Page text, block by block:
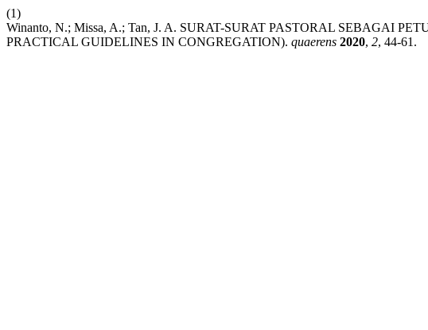
(1)
Winanto, N.; Missa, A.; Tan, J. A. SURAT-SURAT PASTORAL SEBAGAI
PRACTICAL GUIDELINES IN CONGREGATION). quaerens 2020, 2, 44-61.